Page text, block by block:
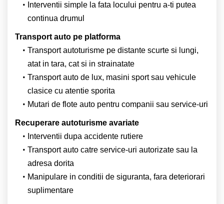
Interventii simple la fata locului pentru a-ti putea
continua drumul
Transport auto pe platforma
Transport autoturisme pe distante scurte si lungi,
atat in tara, cat si in strainatate
Transport auto de lux, masini sport sau vehicule
clasice cu atentie sporita
Mutari de flote auto pentru companii sau service-uri
Recuperare autoturisme avariate
Interventii dupa accidente rutiere
Transport auto catre service-uri autorizate sau la
adresa dorita
Manipulare in conditii de siguranta, fara deteriorari
suplimentare